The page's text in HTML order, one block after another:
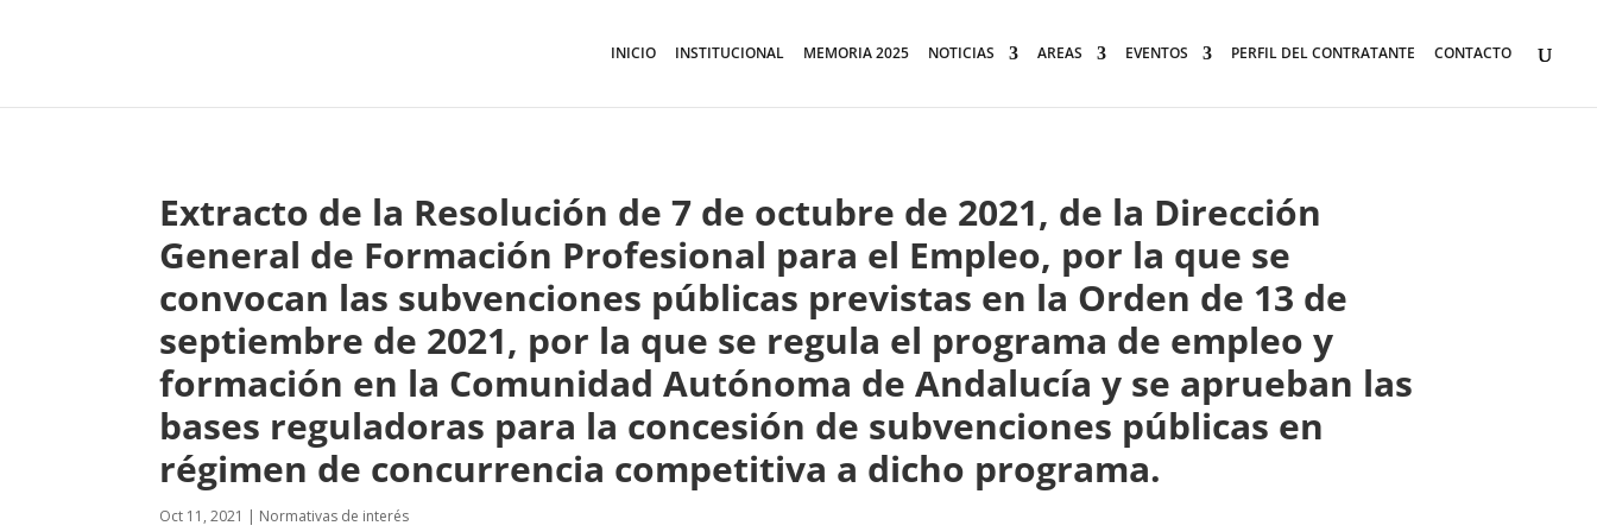
INICIO INSTITUCIONAL MEMORIA 2025 NOTICIAS AREAS EVENTOS PERFIL DEL CONTRATANTE CONTACTO
Extracto de la Resolución de 7 de octubre de 2021, de la Dirección
General de Formación Profesional para el Empleo, por la que se
convocan las subvenciones públicas previstas en la Orden de 13 de
septiembre de 2021, por la que se regula el programa de empleo y
formación en la Comunidad Autónoma de Andalucía y se aprueban las
bases reguladoras para la concesión de subvenciones públicas en
régimen de concurrencia competitiva a dicho programa.
Oct 11, 2021 | Normativas de interés